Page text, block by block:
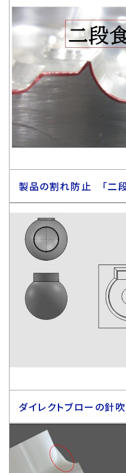
製品の割れ防止 「二段
ダイレクトブローの針